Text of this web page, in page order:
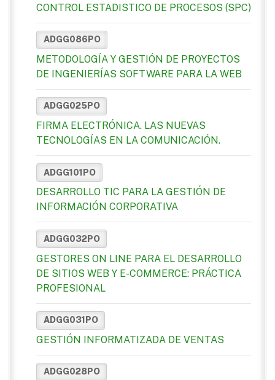
CONTROL ESTADISTICO DE PROCESOS (SPC)
ADGG086PO
METODOLOGÍA Y GESTIÓN DE PROYECTOS
DE INGENIERÍAS SOFTWARE PARA LA WEB
ADGG025PO
FIRMA ELECTRÓNICA. LAS NUEVAS
TECNOLOGÍAS EN LA COMUNICACIÓN.
ADGG101PO
DESARROLLO TIC PARA LA GESTIÓN DE
INFORMACIÓN CORPORATIVA
ADGG032PO
GESTORES ON LINE PARA EL DESARROLLO
DE SITIOS WEB Y E-COMMERCE: PRÁCTICA
PROFESIONAL
ADGG031PO
GESTIÓN INFORMATIZADA DE VENTAS
ADGG028PO